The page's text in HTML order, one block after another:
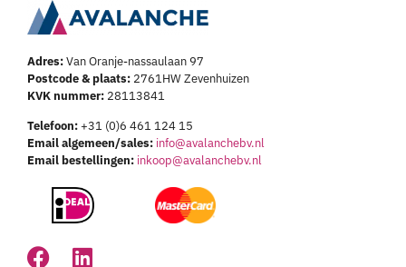
Adres:Van Oranje-nassaulaan 97
Postcode & plaats: 2761HW Zevenhuizen
KVK nummer: 28113841
Telefoon:+31 (0)6 461 124 15
Email algemeen/sales: info@avalanchebv.nl
Email bestellingen: inkoop@avalanchebv.nl